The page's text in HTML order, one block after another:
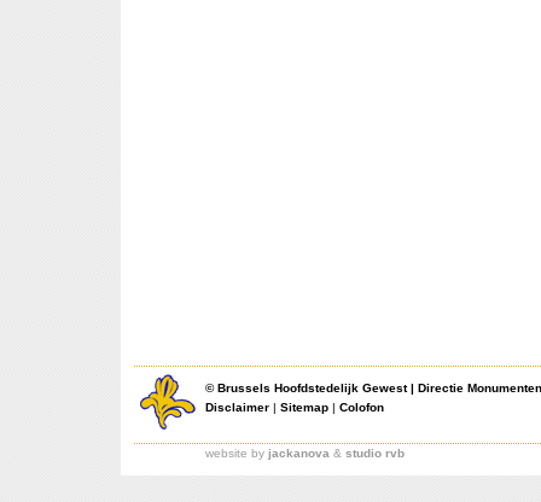
©Brussels Hoofdstedelijk Gewest| Directie
Disclaimer | Sitemap | Colofon
website by jackanova & studio rvb